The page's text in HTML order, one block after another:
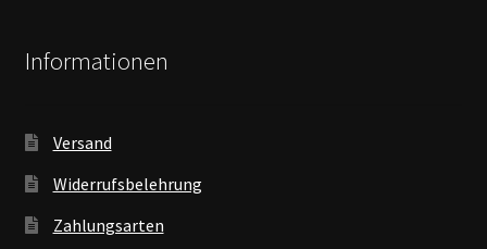
Informationen
Versand
Widerrufsbelehrung
Zahlungsarten